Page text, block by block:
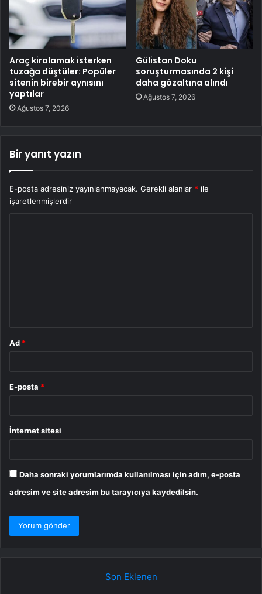
Araç kiralamak isterken
tuzağa düştüler: Popüler
sitenin birebir aynısını
yaptılar
Ağustos 7, 2026
Gülistan Doku
soruşturmasında 2 kişi
daha gözaltına alındı
Ağustos 7, 2026
Bir yanıt yazın
E-posta adresiniz yayınlanmayacak. Gerekli alanlar * ile
işaretlenmişlerdir
Ad *
E-posta *
İnternet sitesi
Daha sonraki yorumlarımda kullanılması için adım, e-posta
adresim ve site adresim bu tarayıcıya kaydedilsin.
Son Eklenen